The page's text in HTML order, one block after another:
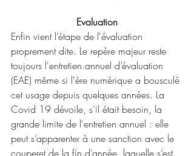
Evaluation
Enfin vient l’étape de l'évaluation
proprement dite. Le repère majeur reste
toujours l'entretien annuel d’évaluation
(EAE) même si l'ère numérique a bousculé
cet usage depuis quelques années. La
Covid 19 dévoile, s’il était besoin, la
grande limite de l'entretien annuel : elle
peut s’apparenter à une sanction avec le
couperet de la fin d’année, laquelle s’est